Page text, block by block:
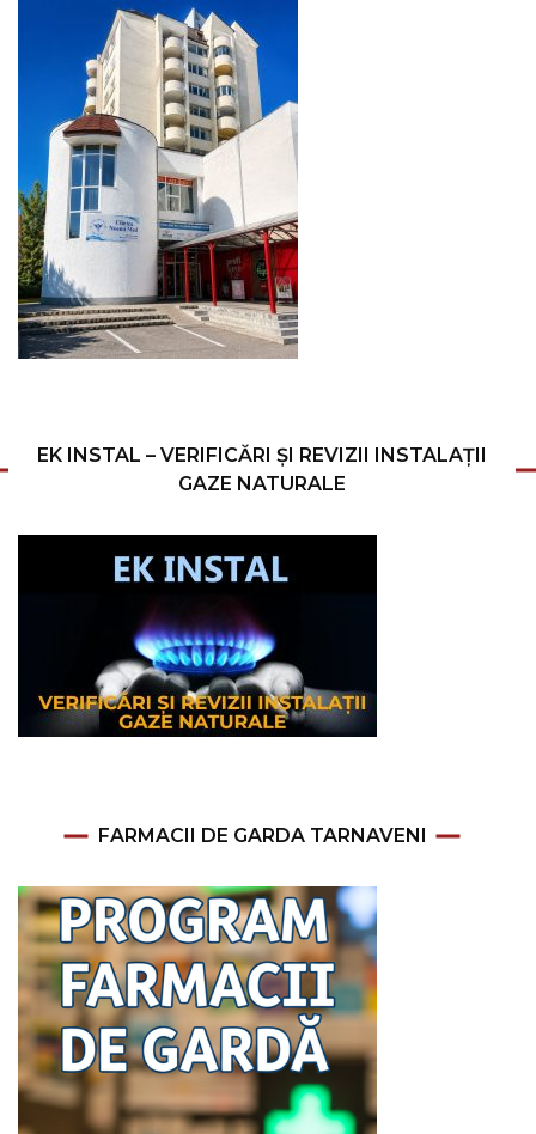
EK INSTAL – VERIFICĂRI ȘI REVIZII INSTALAȚII
GAZE NATURALE
FARMACII DE GARDA TARNAVENI